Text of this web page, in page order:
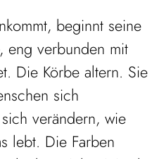
beginnt seine
eng verbunden mit
Die Körbe altern. Sie
sich
verändern, wie
lebt. Die Farben